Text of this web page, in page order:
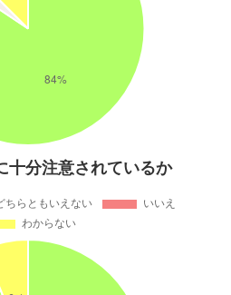
十分注意されているか